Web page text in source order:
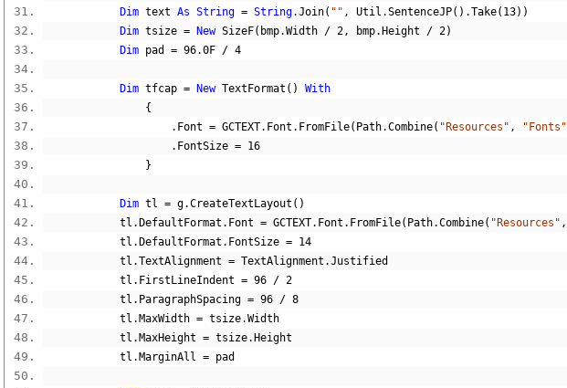
Dim text As String = String.Join( "" , Util .SentenceJP().Take( 13))
Dim tsize = New SizeF( bmp.Width / 2, bmp. Height / 2)
Dim pad = 96.0F / 4
Dim tfcap = New TextFormat ()
With
{
. Font = GCTEXT. Font . FromFile( Path.Combine( "Resources" , "Fonts"
. FontSize = 16
}
Dim tl = g.CreateTextLayout ()
            tl
. DefaultFormat . Font = GCTEXT. Font . FromFile( Path.Combine( "Resources" ,
            tl
. DefaultFormat . FontSize = 14
            tl
.TextAlignment = TextAlignment .Justified
            tl
. FirstLineIndent = 96 / 2
            tl
. ParagraphSpacing = 96 / 8
            tl
. MaxWidth = tsize.Width
            tl
. MaxHeight = tsize. Height
            tl
. MarginAll = pad